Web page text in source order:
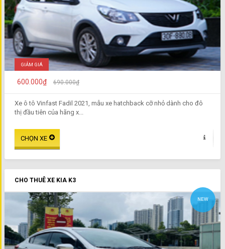
GIẢM GIÁ
600.000₫ 690.000₫
Xe ô tô Vinfast Fadil 2021, mẫu xe hatchback cỡ nhỏ dành cho đô
thị đầu tiên của hãng x...
CHO THUÊ XE KIA K3
NEW